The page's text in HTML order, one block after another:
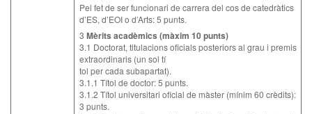
Pel fet de ser funcionari de carrera del cos de catedràtics
d’ES, d’EOI o d’Arts: 5 punts.
3 Mèrits acadèmics (màxim 10 punts)
3.1 Doctorat, titulacions oficials posteriors al grau i premis
extraordinaris (un sol tí
tol per cada subapartat).
3.1.1 Títol de doctor: 5 punts.
3.1.2 Títol universitari oficial de màster (mínim 60 crèdits):
3 punts.